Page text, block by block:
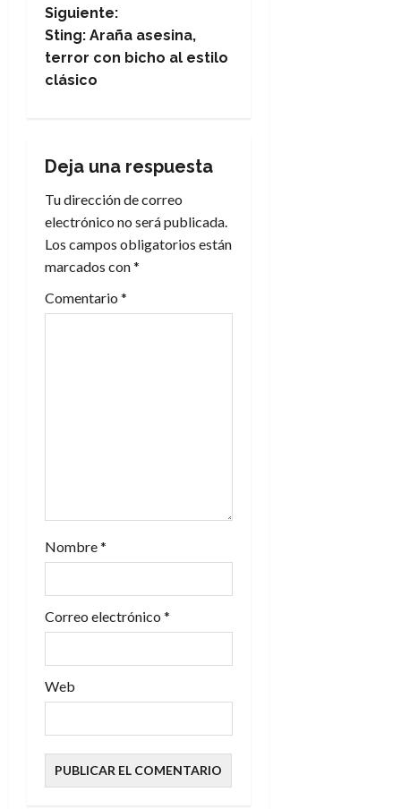
e
g
a
i
ó
n
e
d
s
Siguiente:
Sting: Araña asesina,
terror con bicho al estilo
clásico
Deja una respuesta
Tu dirección de correo
electrónico no será publicada.
Los campos obligatorios están
marcados con*
Comentario *
Nombre*
Correo electrónico *
Web